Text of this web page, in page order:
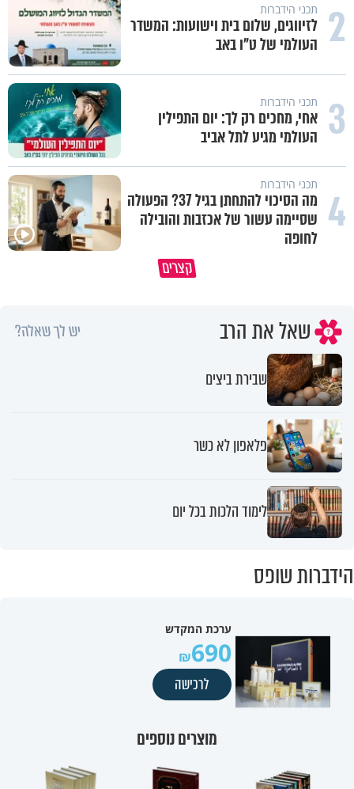
2 תכני הידברות
לזיווגים, שלום בית וישועות: המשדר
העולמי של ט"ו באב
3 תכני הידברות
אחי, מחכים רק לך: יום התפילין
העולמי מגיע לתל אביב
4 תכני הידברות
מה הסיכוי להתחתן בגיל 37? הפעולה
שסיימה עשור של אכזבות והובילה
לחופה
קצרים
נפלאות הבריאה | הפיל - מלך הזיכרון
שאל את הרב יש לך שאלה?
שבירת ביצים
פלאפון לא כשר
לימוד הלכות בכל יום
הידברות שופס
ערכת המקדש
690
לרכישה
מוצרים נוספים